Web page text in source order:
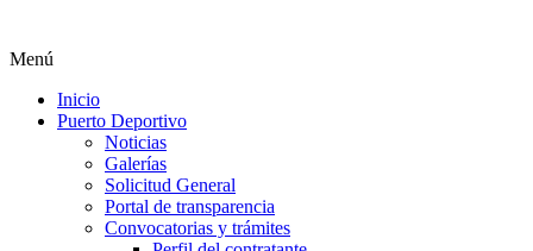
Menú
Inicio
Puerto Deportivo
Noticias
Galerías
Solicitud General
Portal de transparencia
Convocatorias y trámites